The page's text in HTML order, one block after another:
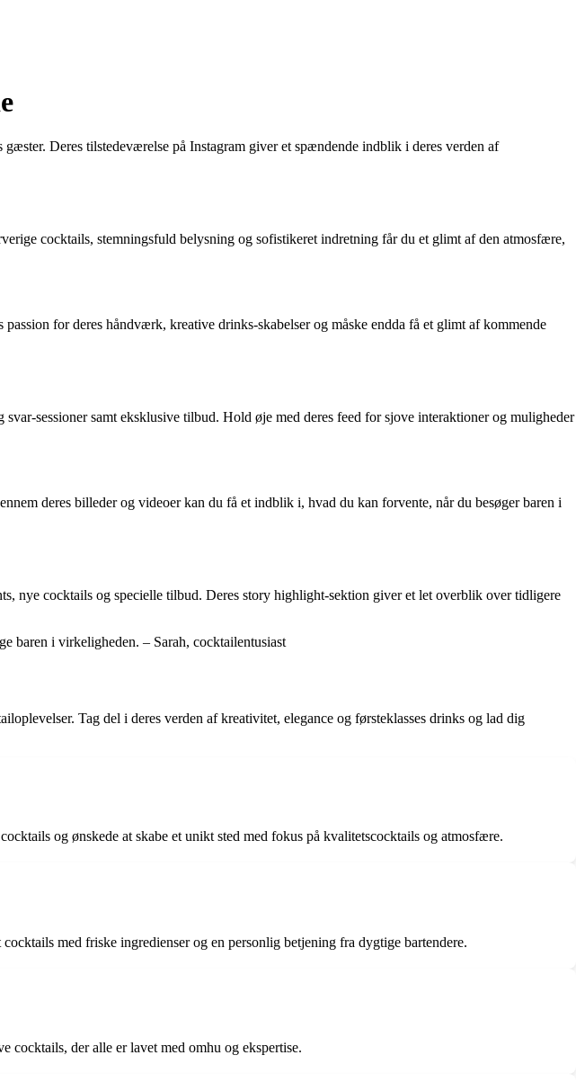
Deres tilstedeværelse på Instagram giver et spændende indblik i deres verden af
cocktails, stemningsfuld belysning og sofistikeret indretning får du et glimt af den atmosfære,
for deres håndværk, kreative drinks-skabelser og måske endda få et glimt af kommende
sessioner samt eksklusive tilbud. Hold øje med deres feed for sjove interaktioner og muligheder
deres billeder og videoer kan du få et indblik i, hvad du kan forvente, når du besøger baren i
nye cocktails og specielle tilbud. Deres story highlight-sektion giver et let overblik over tidligere
baren i virkeligheden. – Sarah, cocktailentusiast
Tag del i deres verden af kreativitet, elegance og førsteklasses drinks og lad dig
og ønskede at skabe et unikt sted med fokus på kvalitetscocktails og atmosfære.
med friske ingredienser og en personlig betjening fra dygtige bartendere.
cocktails, der alle er lavet med omhu og ekspertise.